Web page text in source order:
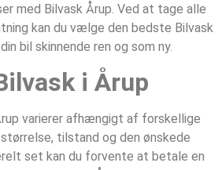
med Bilvask Årup. Ved at tage alle
kan du vælge den bedste Bilvask
bil skinnende ren og som ny.
i Årup
varierer afhængigt af forskellige
tilstand og den ønskede
set kan du forvente at betale en